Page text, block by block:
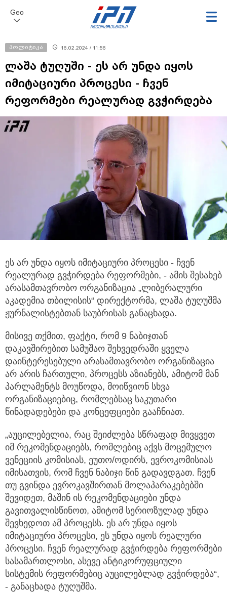
Geo
პოლიტიკა 16.02.2024 / 11:56
ლაშა ტუღუში - ეს არ უნდა იყოს
იმიტაციური პროცესი - ჩვენ
რეფორმები რეალურად გვჭირდება
ეს არ უნდა იყოს იმიტაციური პროცესი - ჩვენ
რეალურად გვჭირდება რეფორმები, - ამის შესახებ
არასამთავრობო ორგანიზაცია „ლიბერალური
აკადემია თბილისის“ დირექტორმა, ლაშა ტუღუშმა
ჟურნალისტებთან საუბრისას განაცხადა.
მისივე თქმით, ფაქტი, რომ 9 ნაბიჯთან
დაკავშირებით სამუშაო შეხვედრაში ყველა
დაინტერესებული არასამთავრობო ორგანიზაცია
არ არის ჩართული, პროცესს აზიანებს, ამიტომ მან
პარლამენტს მოუწოდა, მოიწვიონ სხვა
ორგანიზაციებიც, რომლებსაც საკუთარი
წინადადებები და კონცეფციები გააჩნიათ.
„აუცილებელია, რაც შეიძლება სწრაფად მივყვეთ
იმ რეკომენდაციებს, რომლებიც აქვს მოცემულო
ვენეციის კომისიას, ეუთო/ოდირს, ევროკომისიას
იმისათვის, რომ ჩვენ ნაბიჯი წინ გადავდგათ. ჩვენ
თუ გვინდა ევროკავშირთან მოლაპარაკებებში
შევიდეთ, მაშინ ის რეკომენდაციები უნდა
გავითვალისწინოთ, ამიტომ სერიოზულად უნდა
შევხედოთ ამ პროცესს. ეს არ უნდა იყოს
იმიტაციური პროცესი, ეს უნდა იყოს რეალური
პროცესი. ჩვენ რეალურად გვჭირდება რეფორმები
სასამართლოსი, ასევე ანტიკორუფციული
სისტემის რეფორმებიც აუცილებლად გვჭირდება“,
- განაცხადა ტუღუშმა.